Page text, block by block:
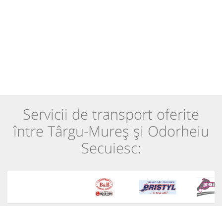
Servicii de transport oferite
între Târgu-Mureș și Odorheiu
Secuiesc: